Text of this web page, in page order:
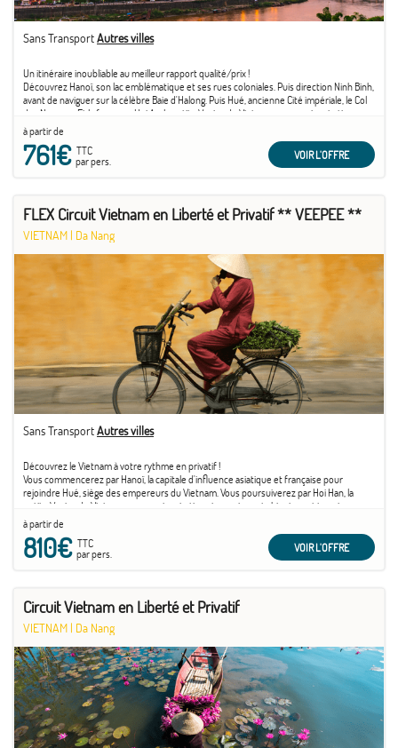
Sans TransportAutres villes
Un itinéraire inoubliable au meilleur rapport qualité/prix !
Découvrez Hanoï, son lac emblématique et ses rues coloniales. Puis direction Ninh Binh,
avant de naviguer sur la célèbre Baie d'Halong. Puis Hué, ancienne Cité impériale, le Col
des Nuages... Et la fameuse Hoi An, la petite Venise du Vietnam avec ses inspirations
japonaises et chinoises. Sans oublier le charme de l'antique Saigon...
à partir de
761€TTC
par pers.
VOIR L'OFFRE
FLEX Circuit Vietnam en Liberté et Privatif ** VEEPEE **
VIETNAM | Da Nang
Sans TransportAutres villes
Découvrez le Vietnam à votre rythme en privatif !
Vous commencerez par Hanoï, la capitale d'influence asiatique et française pour
rejoindre Hué, siège des empereurs du Vietnam. Vous poursuiverez par Hoi Han, la
petite Venise du Vietnam avec ses inspirations japonaises et chinoises et terminerez
par Ho Chi Minh, une ville dynamique et animée.
à partir de
810€TTC
par pers.
VOIR L'OFFRE
Circuit Vietnam en Liberté et Privatif
VIETNAM | Da Nang